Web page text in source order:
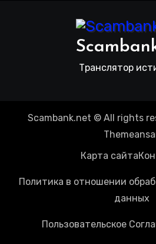
Транслятор
Scambank.net © All rights
Карта сайта
Политика в отношении
данных
Пользовательское